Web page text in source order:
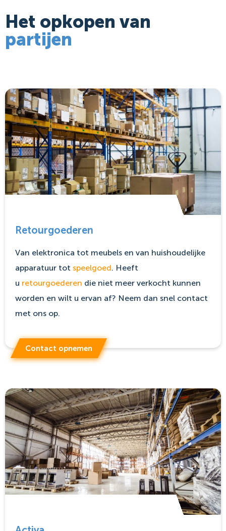
Het opkopen van
partijen
Retourgoederen
Van elektronica tot meubels en van huishoudelijke
apparatuur tot speelgoed. Heeft
u retourgoederen die niet meer verkocht kunnen
worden en wilt u ervan af? Neem dan snel contact
met ons op.
Contact opnemen